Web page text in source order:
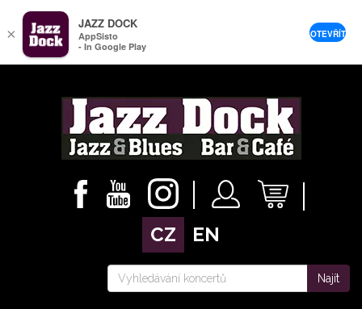
CZ EN
Najít
×
JAZZ DOCK
AppSisto
- In Google Play
OTEVŘÍT